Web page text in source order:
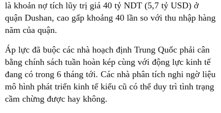
là khoản nợ tích lũy trị giá 40 tỷ NDT (5,7 tỷ USD) ở
quận Dushan, cao gấp khoảng 40 lần so với thu nhập hàng
năm của quận.
Áp lực đã buộc các nhà hoạch định Trung Quốc phải cân
bằng chính sách tuần hoàn kép cùng với động lực kinh tế
đang có trong 6 tháng tới. Các nhà phân tích nghi ngờ liệu
mô hình phát triển kinh tế kiểu cũ có thể duy trì tình trạng
cầm chừng được hay không.